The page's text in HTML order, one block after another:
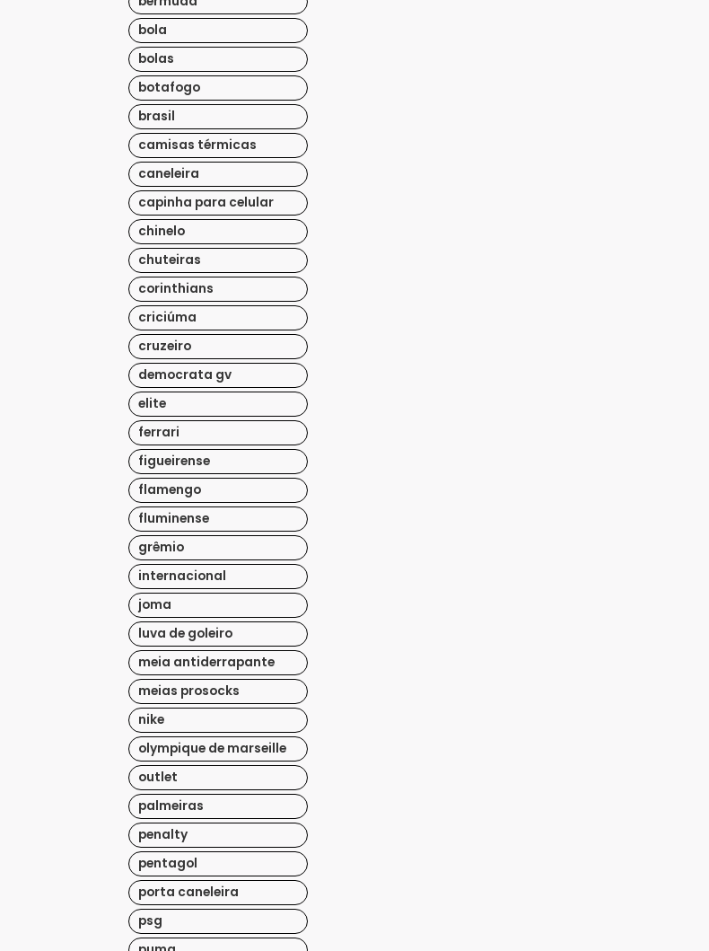
bola
bolas
botafogo
brasil
camisas térmicas
caneleira
capinha para celular
chinelo
chuteiras
corinthians
criciúma
cruzeiro
democrata gv
elite
ferrari
figueirense
flamengo
fluminense
grêmio
internacional
joma
luva de goleiro
meia antiderrapante
meias prosocks
nike
olympique de marseille
outlet
palmeiras
penalty
pentagol
porta caneleira
psg